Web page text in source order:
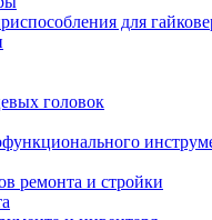
для
головок
ремонта и стройки